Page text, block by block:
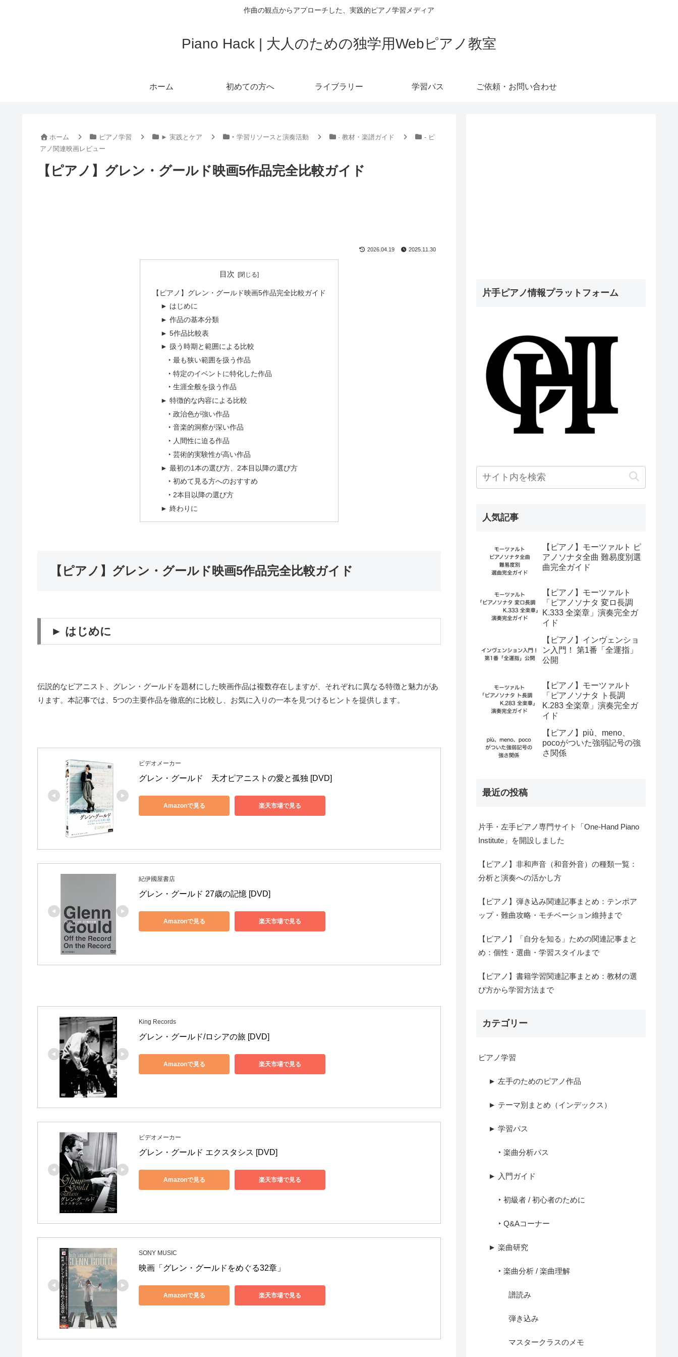
作曲の観点からアプローチした、実践的ピアノ学習メディア
Piano Hack | 大人のための独学用Webピアノ教室
ホーム 初めての方へ ライブラリー 学習パス ご依頼・お問い合わせ
ホーム ピアノ学習 ► 実践とケア ‣ 学習リソースと演奏活動 · 教材・楽譜ガイド
- ピ
アノ関連映画レビュー
【ピアノ】グレン・グールド映画5作品完全比較ガイド
2026.04.19 2025.11.30
目次
【ピアノ】グレン・グールド映画5作品完全比較ガイド
► はじめに
► 作品の基本分類
► 5作品比較表
► 扱う時期と範囲による比較
‣ 最も狭い範囲を扱う作品
‣ 特定のイベントに特化した作品
‣ 生涯全般を扱う作品
► 特徴的な内容による比較
‣ 政治色が強い作品
‣ 音楽的洞察が深い作品
‣ 人間性に迫る作品
‣ 芸術的実験性が高い作品
► 最初の1本の選び方、2本目以降の選び方
‣ 初めて見る方へのおすすめ
‣ 2本目以降の選び方
► 終わりに
【ピアノ】グレン・グールド映画5作品完全比較ガイド
► はじめに
伝説的なピアニスト、グレン・グールドを題材にした映画作品は複数存在しますが、それぞれに異なる特徴と魅力があ
ります。本記事では、5つの主要作品を徹底的に比較し、お気に入りの一本を見つけるヒントを提供します。
ビデオメーカー
グレン・グールド　天才ピアニストの愛と孤独 [DVD]
Amazonで見る 楽天市場で見る
紀伊國屋書店
グレン・グールド 27歳の記憶 [DVD]
Amazonで見る 楽天市場で見る
King Records
グレン・グールド/ロシアの旅 [DVD]
Amazonで見る 楽天市場で見る
ビデオメーカー
グレン・グールド エクスタシス [DVD]
Amazonで見る 楽天市場で見る
SONY MUSIC
映画「グレン・グールドをめぐる32章」
Amazonで見る 楽天市場で見る
片手ピアノ情報プラットフォーム
人気記事
【ピアノ】モーツァルト ピ
アノソナタ全曲 難易度別選
曲完全ガイド
【ピアノ】モーツァルト
「ピアノソナタ 変ロ長調
K.333 全楽章」演奏完全ガ
イド
【ピアノ】インヴェンショ
ン入門！ 第1番「全運指」
公開
【ピアノ】モーツァルト
「ピアノソナタ ト長調
K.283 全楽章」演奏完全ガ
イド
【ピアノ】più、meno、
pocoがついた強弱記号の強
さ関係
最近の投稿
片手・左手ピアノ専門サイト「One-Hand Piano
Institute」を開設しました
【ピアノ】非和声音（和音外音）の種類一覧：
分析と演奏への活かし方
【ピアノ】弾き込み関連記事まとめ：テンポア
ップ・難曲攻略・モチベーション維持まで
【ピアノ】「自分を知る」ための関連記事まと
め：個性・選曲・学習スタイルまで
【ピアノ】書籍学習関連記事まとめ：教材の選
び方から学習方法まで
カテゴリー
ピアノ学習
► 左手のためのピアノ作品
► テーマ別まとめ（インデックス）
► 学習パス
‣ 楽曲分析パス
► 入門ガイド
‣ 初級者 / 初心者のために
‣ Q&Aコーナー
► 楽曲研究
‣ 楽曲分析 / 楽曲理解
譜読み
弾き込み
マスタークラスのメモ